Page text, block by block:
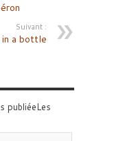
Suivant :
in a bottle
publiéeLes